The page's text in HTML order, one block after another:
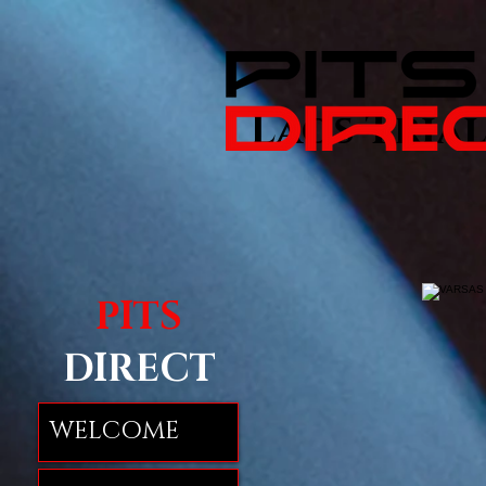
Laos Trial
PITS
DIRECT
WELCOME